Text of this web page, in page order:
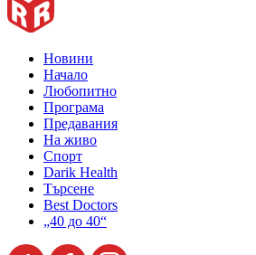
Новини
Начало
Любопитно
Програма
Предавания
На живо
Спорт
Darik Health
Търсене
Best Doctors
„40 до 40“